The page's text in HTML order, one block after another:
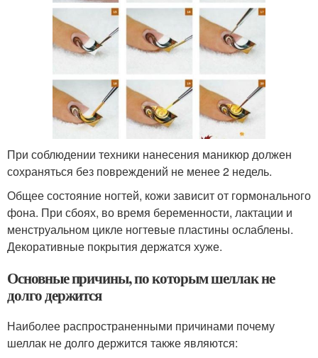
При соблюдении техники нанесения маникюр должен
сохраняться без повреждений не менее 2 недель.
Общее состояние ногтей, кожи зависит от гормонального
фона. При сбоях, во время беременности, лактации и
менструальном цикле ногтевые пластины ослаблены.
Декоративные покрытия держатся хуже.
Основные причины, по которым шеллак не
долго держится
Наиболее распространенными причинами почему
шеллак не долго держится также являются: